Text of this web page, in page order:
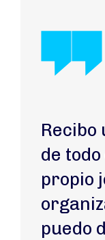
Recibo
de
propio
puedo